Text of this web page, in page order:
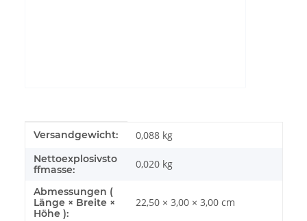
Produkteigenschaft
Wert
Versandgewicht: 0,088 kg
Nettoexplosivsto
ffmasse:
0,020 kg
Abmessungen (
Länge × Breite ×
Höhe ):
22,50 × 3,00 × 3,00 cm